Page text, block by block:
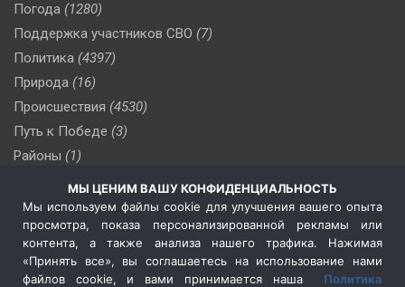
Погода (1280)
Поддержка участников СВО (7)
Политика (4397)
Природа (16)
Происшествия (4530)
Путь к Победе (3)
Районы (1)
(510)
Сельское хозяйство (3)
Социальная политика
(3)
Спецоперация в Украине
Спецоперация на Украине
(404)
МЫ ЦЕНИМ ВАШУ КОНФИДЕНЦИАЛЬНОСТЬ
Мы используем файлы cookie для улучшения вашего опыта
просмотра, показа персонализированной рекламы или
контента, а также анализа нашего трафика. Нажимая
«Принять все», вы соглашаетесь на использование нами
файлов cookie, и вами принимается наша Политика